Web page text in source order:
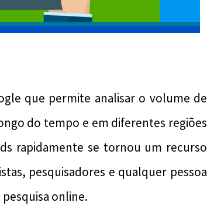
que permite analisar o volume de
do tempo e em diferentes regiões
rapidamente se tornou um recurso
pesquisadores e qualquer pessoa
online.